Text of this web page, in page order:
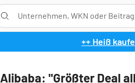
++ Heiß
Alibaba: "Größter Deal